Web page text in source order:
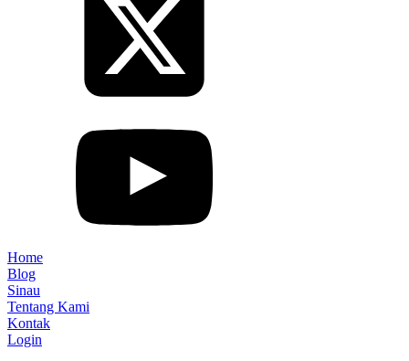
Home
Blog
Sinau
Tentang Kami
Kontak
Login